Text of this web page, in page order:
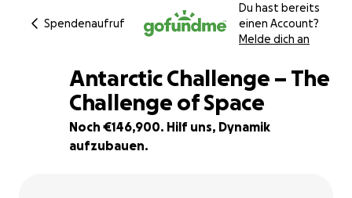
Spendenaufruf
Du hast bereits
einen Account?
Melde dich an
2% complete
Antarctic Challenge – The
Challenge of Space
Noch €146,900. Hilf uns, Dynamik
aufzubauen.